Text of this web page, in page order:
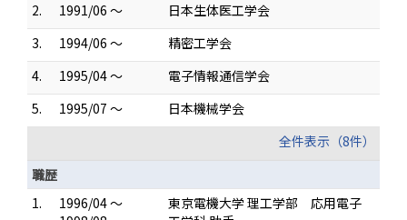
2.
1991/06 ～
日本生体医工学会
3.
1994/06 ～
精密工学会
4.
1995/04 ～
電子情報通信学会
5.
1995/07 ～
日本機械学会
全件表示（8件）
職歴
1.
1996/04 ～
東京電機大学 理工学部 応用電子